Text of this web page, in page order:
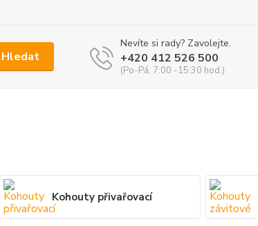
Hledat
Nevíte si rady? Zavolejte.
+420 412 526 500
(Po-Pá, 7:00 -15:30 hod.)
Kohouty přivařovací